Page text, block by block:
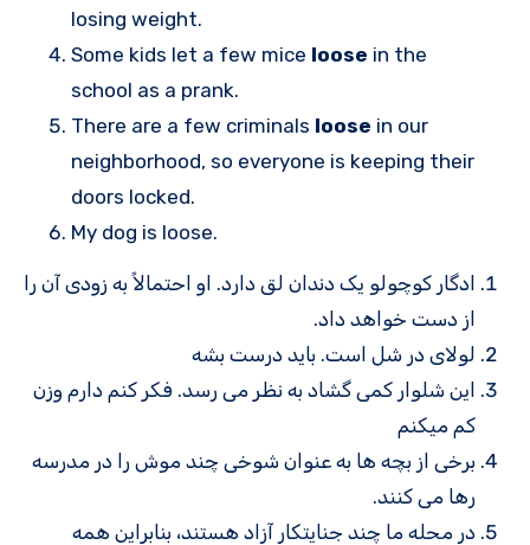
losing weight.
Some kids let a few mice loose in the
school as a prank.
There are a few criminals loose in our
neighborhood, so everyone is keeping their
doors locked.
My dog is loose.
ادگار کوچولو یک دندان لق دارد. او احتمالاً به زودی آن را
از دست خواهد داد.
لولای در شل است. باید درست بشه
این شلوار کمی گشاد به نظر می رسد. فکر کنم دارم وزن
کم میکنم
برخی از بچه ها به عنوان شوخی چند موش را در مدرسه
رها می کنند.
در محله ما چند جنایتکار آزاد هستند، بنابراین همه